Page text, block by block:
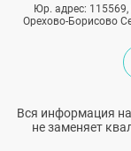
Юр. адрес:
Орехово-Борисово
Вся информация
не заменяет